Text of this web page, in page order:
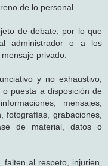
de lo personal.
de debate; por lo que
administrador o a los
privado.
y no exhaustivo,
puesta a disposición de
mensajes,
fotografías, grabaciones,
de material, datos o
al respeto, injurien,